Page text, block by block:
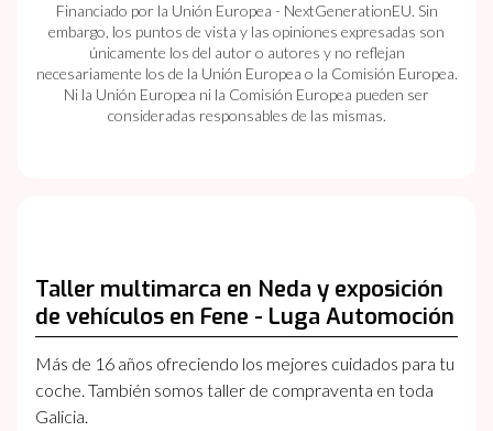
Financiado por la Unión Europea - NextGenerationEU. Sin
embargo, los puntos de vista y las opiniones expresadas son
únicamente los del autor o autores y no reflejan
necesariamente los de la Unión Europea o la Comisión Europea.
Ni la Unión Europea ni la Comisión Europea pueden ser
consideradas responsables de las mismas.
Taller multimarca en Neda y exposición
de vehículos en Fene - Luga Automoción
Más de 16 años ofreciendo los mejores cuidados para tu
coche. También somos taller de compraventa en toda
Galicia.